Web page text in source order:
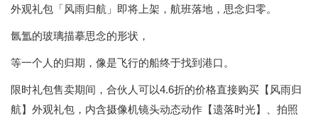
外观礼包「风雨归航」即将上架，航班落地，思念归零。
氤氲的玻璃描摹思念的形状，
等一个人的归期，像是飞行的船终于找到港口。
限时礼包售卖期间，合伙人可以4.6折的价格直接购买【风雨归
航】外观礼包，内含摄像机镜头动态动作【遗落时光】、拍照